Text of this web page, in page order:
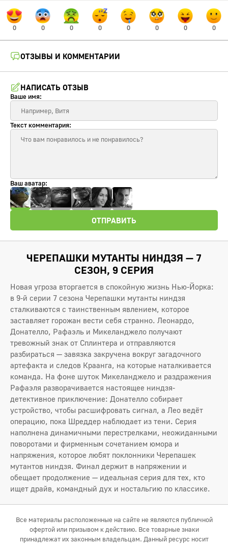
0 0 0 0 0 0 0 0
ОТЗЫВЫ И КОММЕНТАРИИ
НАПИСАТЬ ОТЗЫВ
Ваше имя:
Текст комментария:
Ваш аватар:
ОТПРАВИТЬ
ЧЕРЕПАШКИ МУТАНТЫ НИНДЗЯ — 7
СЕЗОН, 9 СЕРИЯ
Новая угроза вторгается в спокойную жизнь Нью-Йорка:
в 9-й серии 7 сезона Черепашки мутанты ниндзя
сталкиваются с таинственным явлением, которое
заставляет горожан вести себя странно. Леонардо,
Донателло, Рафаэль и Микеланджело получают
тревожный знак от Сплинтера и отправляются
разбираться — завязка закручена вокруг загадочного
артефакта и следов Краанга, на которые наталкивается
команда. На фоне шуток Микеланджело и раздражения
Рафаэля разворачивается настоящее ниндзя-
детективное приключение: Донателло собирает
устройство, чтобы расшифровать сигнал, а Лео ведёт
операцию, пока Шреддер наблюдает из тени. Серия
наполнена динамичными перестрелками, неожиданными
поворотами и фирменным сочетанием юмора и
напряжения, которое любят поклонники Черепашек
мутантов ниндзя. Финал держит в напряжении и
обещает продолжение — идеальная серия для тех, кто
ищет драйв, командный дух и ностальгию по классике.
Все материалы расположенные на сайте не являются публичной
офертой или призывом к действию. Все товарные знаки
принадлежат их законным владельцам. Данный ресурс носит